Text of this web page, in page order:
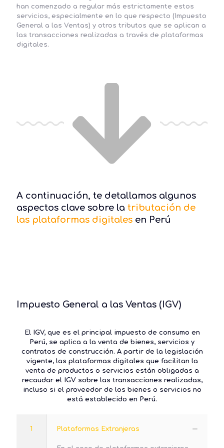
han comenzado a regular más estrictamente estos
servicios, especialmente en lo que respecto (Impuesto
General a las Ventas) y otros tributos que se aplican a
las transacciones realizadas a través de plataformas
digitales.
A continuación, te detallamos algunos
aspectos clave sobre la tributación de
las plataformas digitales en Perú
Impuesto General a las Ventas (IGV)
El IGV, que es el principal impuesto de consumo en
Perú, se aplica a la venta de bienes, servicios y
contratos de construcción. A partir de la legislación
vigente, las plataformas digitales que facilitan la
venta de productos o servicios están obligadas a
recaudar el IGV sobre las transacciones realizadas,
incluso si el proveedor de los bienes o servicios no
está establecido en Perú.
1 Plataformas Extranjeras